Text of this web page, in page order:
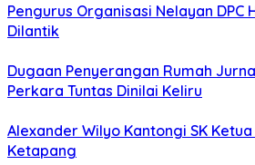
Pengurus Organisasi Nelayan DPC
Dilantik
Dugaan Penyerangan Rumah
Perkara Tuntas Dinilai Keliru
Alexander Wilyo Kantongi SK Ketua
Ketapang